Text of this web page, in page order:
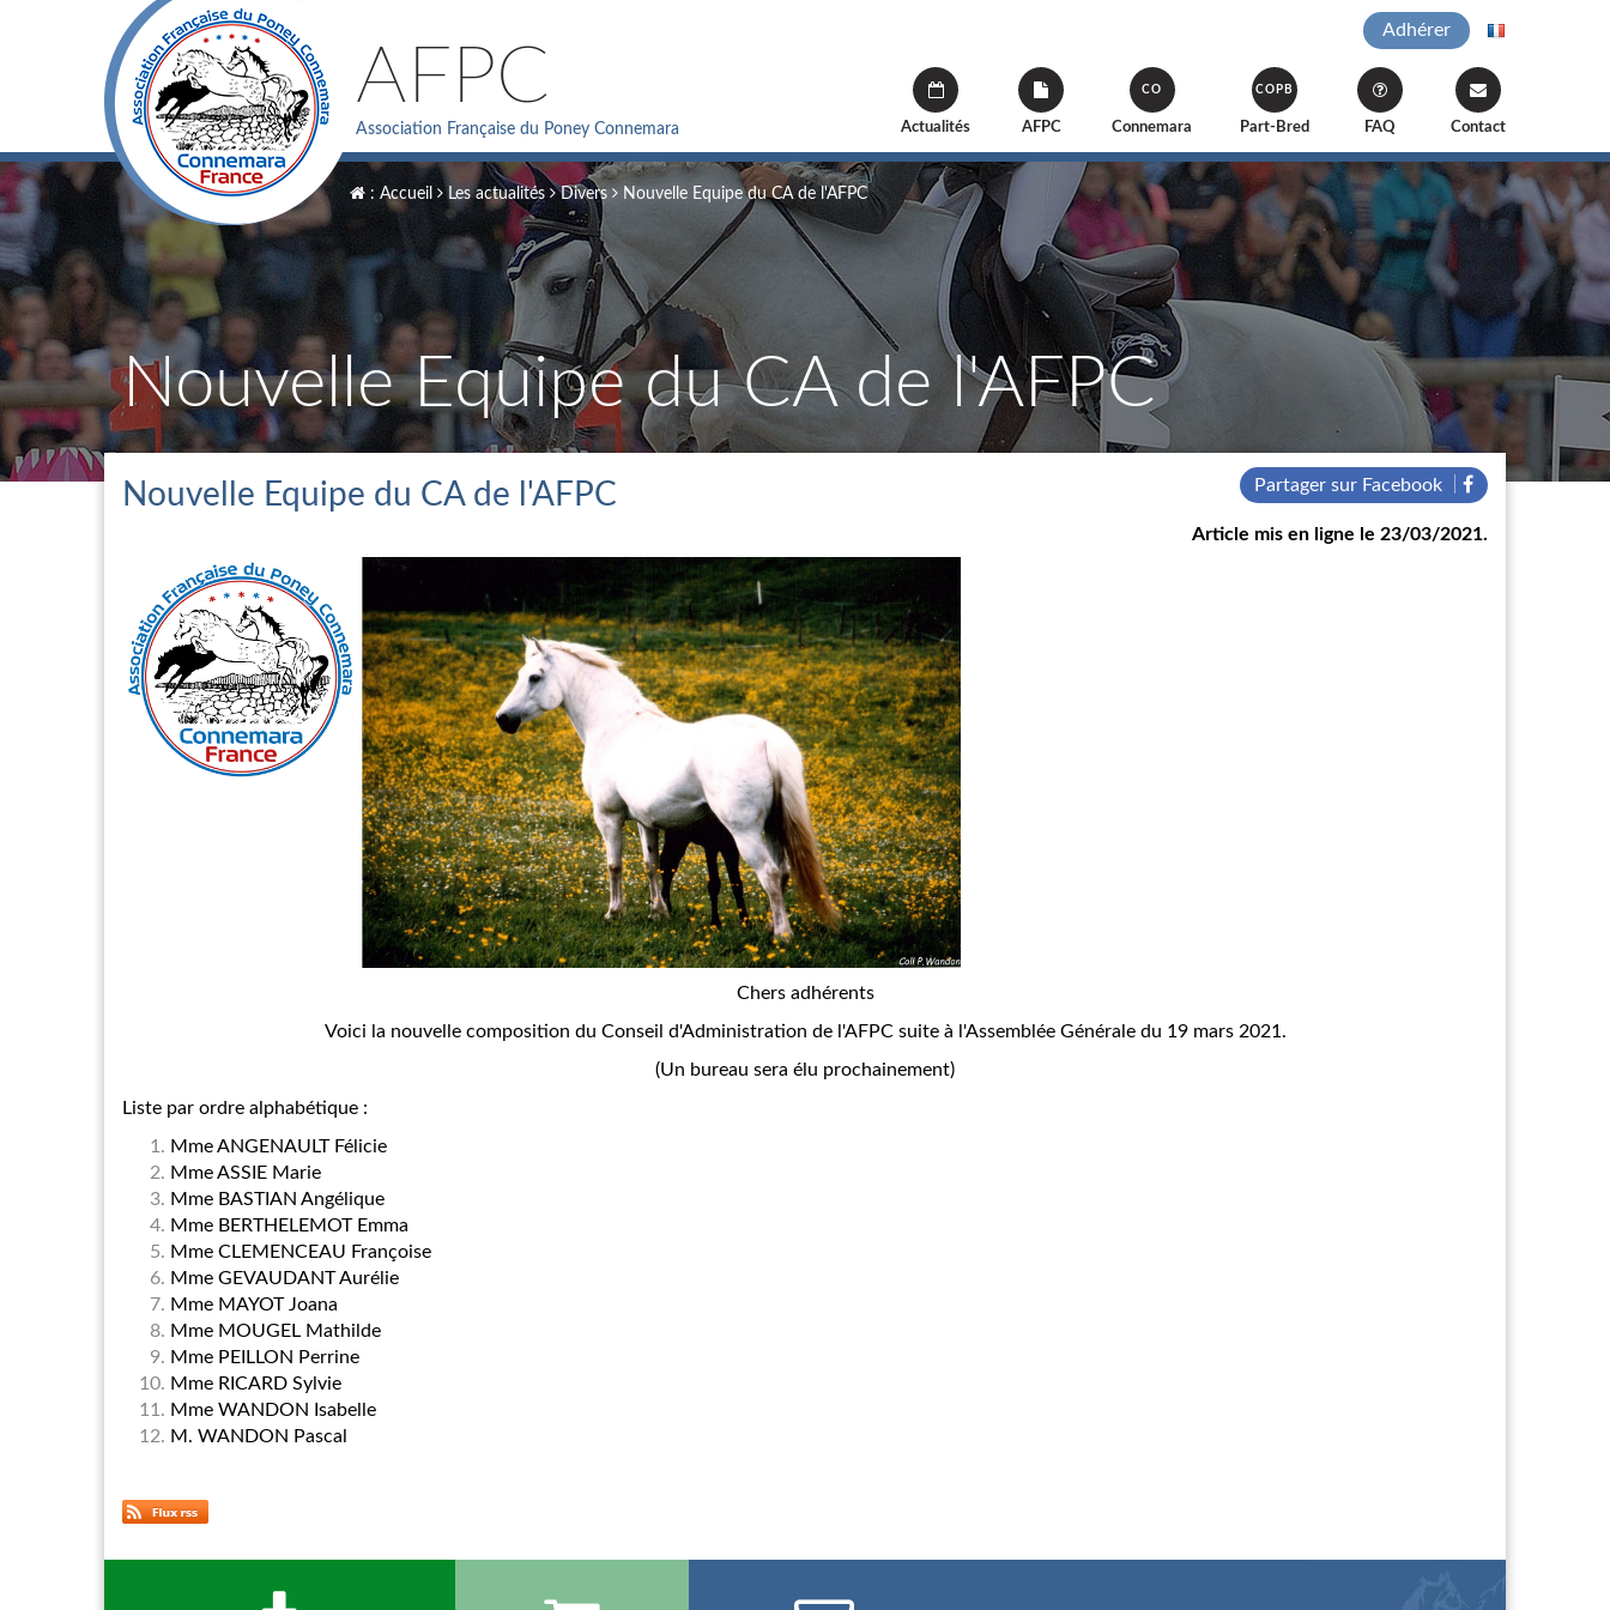
AFPC
Association Française du Poney Connemara
Adhérer
Actualités AFPC
CO
Connemara
COPB
Part-Bred FAQ Contact
: Accueil Les actualités Divers Nouvelle Equipe du CA de l'AFPC
Nouvelle Equipe du CA de l'AFPC
Partager sur Facebook
Nouvelle Equipe du CA de l'AFPC
Article mis en ligne le 23/03/2021.
Chers adhérents
Voici la nouvelle composition du Conseil d'Administration de l'AFPC suite à l'Assemblée Générale du 19 mars 2021.
(Un bureau sera élu prochainement)
Liste par ordre alphabétique :
Mme ANGENAULT Félicie
Mme ASSIE Marie
Mme BASTIAN Angélique
Mme BERTHELEMOT Emma
Mme CLEMENCEAU Françoise
Mme GEVAUDANT Aurélie
Mme MAYOT Joana
Mme MOUGEL Mathilde
Mme PEILLON Perrine
Mme RICARD Sylvie
Mme WANDON Isabelle
M. WANDON Pascal